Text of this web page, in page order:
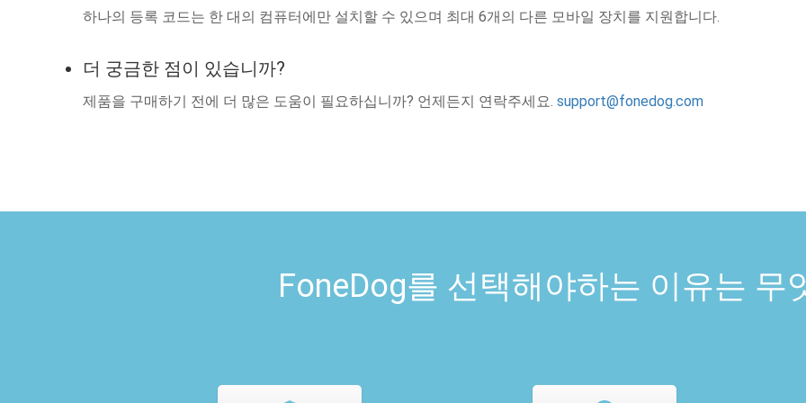
하나의 등록 코드는 한 대의 컴퓨터에만 설치할 수 있으며 최대 6개의 다른 모바일 장치를 지원합니다.
더 궁금한 점이 있습니까?
제품을 구매하기 전에 더 많은 도움이 필요하십니까? 언제든지 연락주세요. support@fonedog.com
FoneDog를 선택해야하는 이유는 무